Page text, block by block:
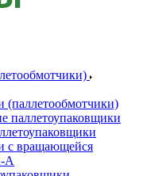
(паллетообмотчики)
паллетоупаковщики
с вращающейся
A